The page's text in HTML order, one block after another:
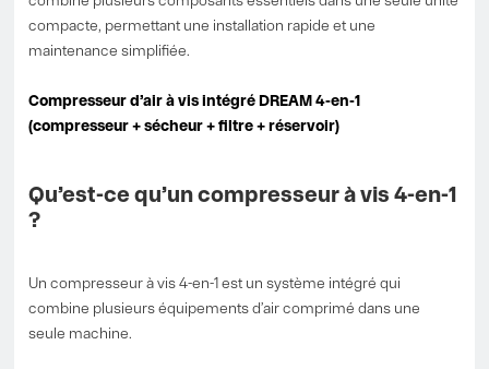
compacte, permettant une installation rapide et une
maintenance simplifiée.
Compresseur d’air à vis intégré DREAM 4-en-1
(compresseur + sécheur + filtre + réservoir)
Qu’est-ce qu’un compresseur à vis 4-en-1
?
Un compresseur à vis 4-en-1 est un système intégré qui
combine plusieurs équipements d’air comprimé dans une
seule machine.